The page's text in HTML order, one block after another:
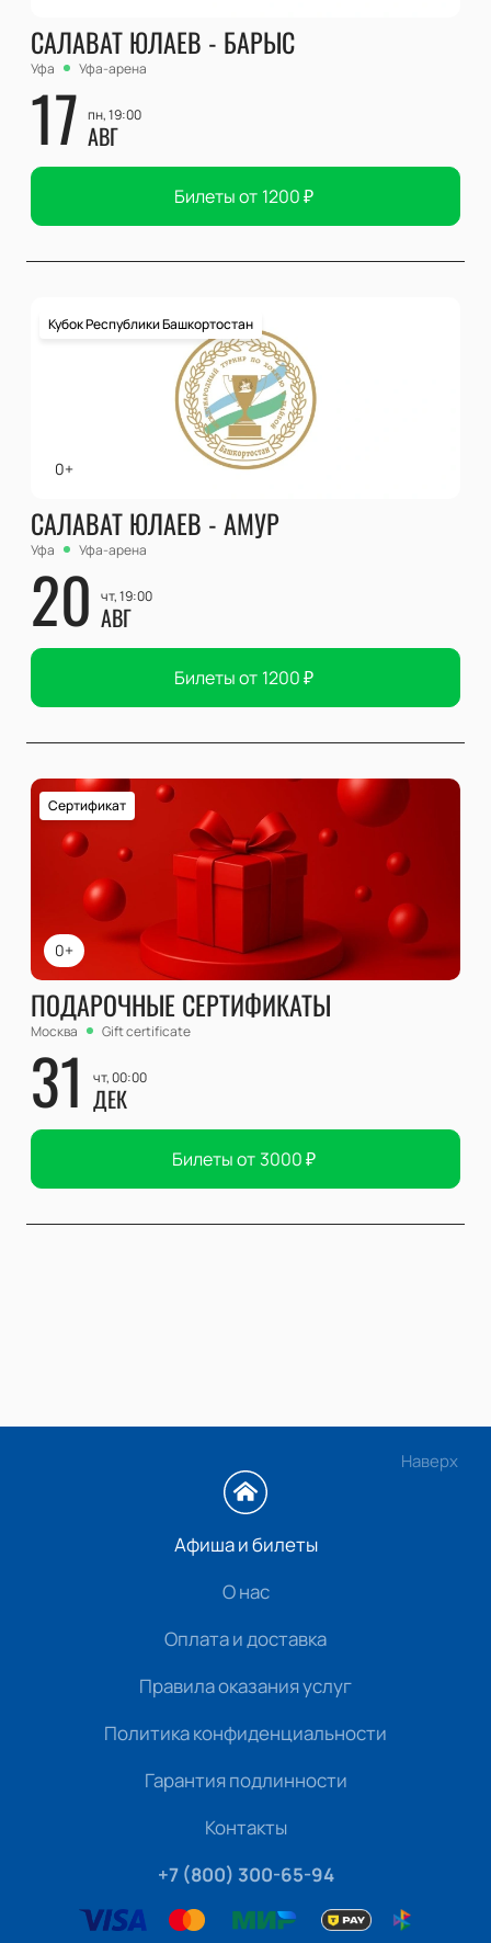
САЛАВАТ ЮЛАЕВ - БАРЫС
Уфа Уфа-арена
17 пн, 19:00
АВГ
Билеты от 1200₽
0+
Кубок Республики Башкортостан
САЛАВАТ ЮЛАЕВ - АМУР
Уфа Уфа-арена
20 чт, 19:00
АВГ
Билеты от 1200₽
0+
Сертификат
ПОДАРОЧНЫЕ СЕРТИФИКАТЫ
Москва Gift certificate
31 чт, 00:00
ДЕК
Билеты от 3000₽
Наверх
Афиша и билеты
О нас
Оплата и доставка
Правила оказания услуг
Политика конфиденциальности
Гарантия подлинности
Контакты
+7 (800) 300-65-94